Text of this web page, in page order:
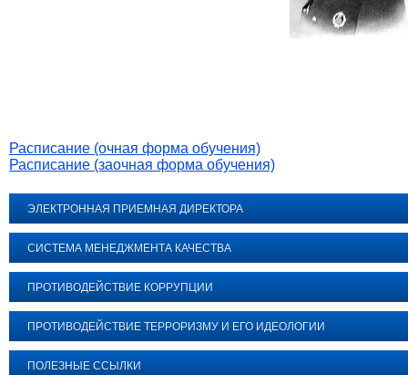
Расписание (очная форма обучения)
Расписание (заочная форма обучения)
ЭЛЕКТРОННАЯ ПРИЕМНАЯ ДИРЕКТОРА
СИСТЕМА МЕНЕДЖМЕНТА КАЧЕСТВА
ПРОТИВОДЕЙСТВИЕ КОРРУПЦИИ
ПРОТИВОДЕЙСТВИЕ ТЕРРОРИЗМУ И ЕГО ИДЕОЛОГИИ
ПОЛЕЗНЫЕ ССЫЛКИ